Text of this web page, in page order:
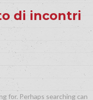
di incontri
for. Perhaps searching can